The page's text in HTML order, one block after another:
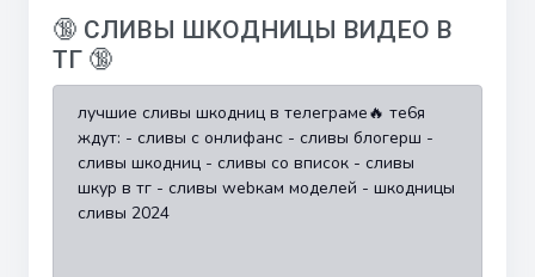
🔞 СЛИВЫ ШКОДНИЦЫ ВИДЕО В
ТГ 🔞
лучшие сливы шкодниц в телеграме🔥 тe6я
ждут: - сливы с oнлифанс - сливы блогерш -
сливы шкодниц - сливы со вписок - сливы
шкур в тг - сливы webкам моделей - шкодницы
сливы 2024